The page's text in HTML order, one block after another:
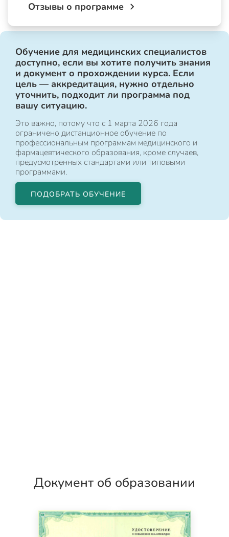
Отзывы о программе
Обучение для медицинских специалистов
доступно, если вы хотите получить знания
и документ о прохождении курса. Если
цель — аккредитация, нужно отдельно
уточнить, подходит ли программа под
вашу ситуацию.
Это важно, потому что с 1 марта 2026 года
ограничено дистанционное обучение по
профессиональным программам медицинского и
фармацевтического образования, кроме случаев,
предусмотренных стандартами или типовыми
программами.
ПОДОБРАТЬ ОБУЧЕНИЕ
Документ об образовании